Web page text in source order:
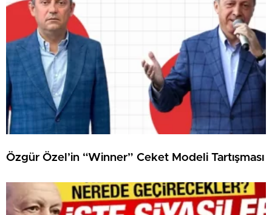
Özgür Özel’in “Winner” Ceket Modeli Tartışması